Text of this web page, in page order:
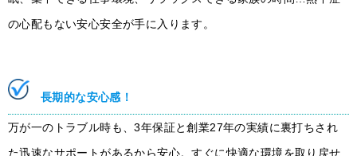
の心配もない安心安全が手に入ります。
長期的な安心感 ！
万が一のトラブル時も、3年保証と創業27年の実績に裏打ちされ
た迅速なサポートがあるから安心。すぐに快適な環境を取り戻せ